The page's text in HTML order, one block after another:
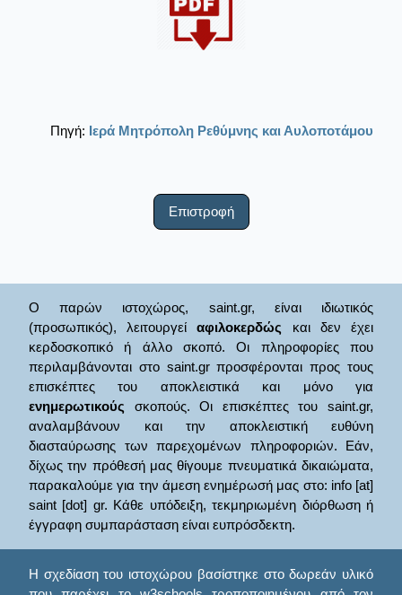
Πηγή: Ιερά Μητρόπολη Ρεθύμνης και Αυλοποτάμου
Επιστροφή
Ο παρών ιστοχώρος, saint.gr, είναι ιδιωτικός
(προσωπικός), λειτουργείαφιλοκερδώς και δεν έχει
κερδοσκοπικό ή άλλο σκοπό. Οι πληροφορίες που
περιλαμβάνονται στο saint.gr προσφέρονται προς τους
επισκέπτες του αποκλειστικά και μόνο για
ενημερωτικούς σκοπούς. Οι επισκέπτες του saint.gr,
αναλαμβάνουν και την αποκλειστική ευθύνη
διασταύρωσης των παρεχομένων πληροφοριών. Εάν,
δίχως την πρόθεσή μας θίγουμε πνευματικά δικαιώματα,
παρακαλούμε για την άμεση ενημέρωσή μας στο: info [at]
saint [dot] gr. Κάθε υπόδειξη, τεκμηριωμένη διόρθωση ή
έγγραφη συμπαράσταση είναι ευπρόσδεκτη.
Η σχεδίαση του ιστοχώρου βασίστηκε στο δωρεάν υλικό